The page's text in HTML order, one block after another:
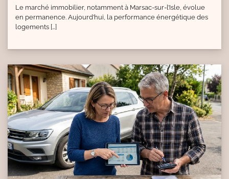
Le marché immobilier, notamment à Marsac-sur-l’Isle, évolue
en permanence. Aujourd’hui, la performance énergétique des
logements […]